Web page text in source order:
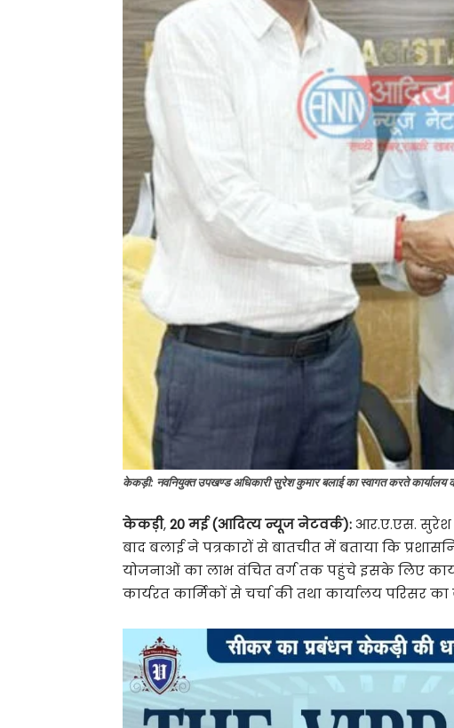
केकड़ी: नवनियुक्त उपखण्ड अधिकारी सुरेश कुमार बलाई का स्वागत करते कार्यालय
केकड़ी,20 मई (आदित्य न्यूज नेटवर्क):आर.ए.एस. सुरेश
बाद बलाई ने पत्रकारों से बातचीत में बताया कि
योजनाओं का लाभ वंचित वर्ग तक पहुंचे इसके लिए कार्य
कार्यरत कार्मिकों से चर्चा की तथा कार्यालय परिसर का